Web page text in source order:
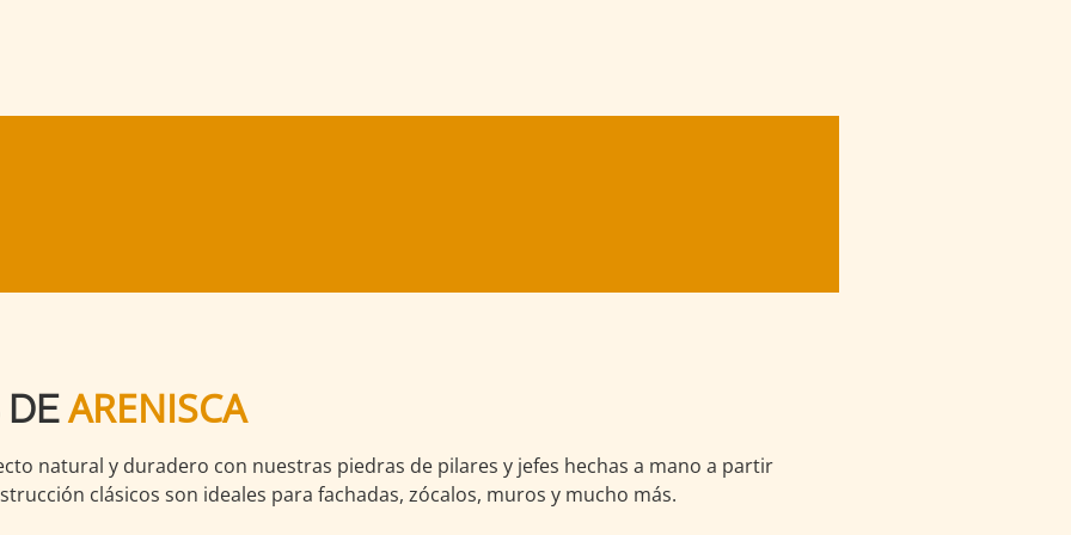
ARENISCA
natural y duradero con nuestras piedras de pilares y jefes hechas a mano a partir
clásicos son ideales para fachadas, zócalos, muros y mucho más.